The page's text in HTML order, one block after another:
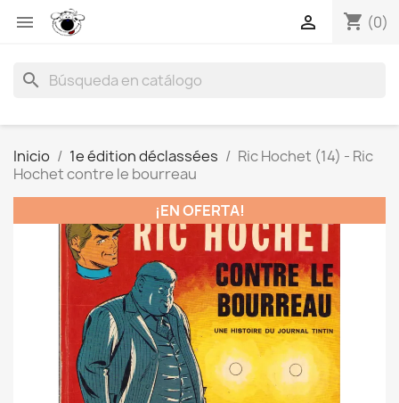
 shopping_cart (0)

search
Inicio 1e édition déclassées
Ric Hochet (14) - Ric
Hochet contre le bourreau
¡EN OFERTA!